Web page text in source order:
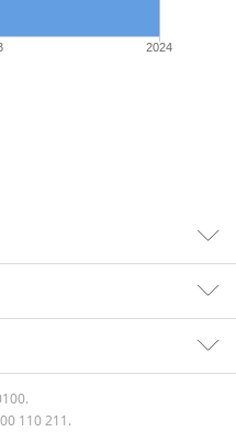
2024
110 211.